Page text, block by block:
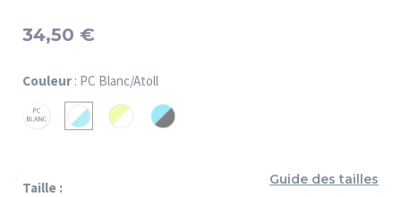
34,50 €
Couleur : PC Blanc/Atoll
PC
PC
PC
PC
Taille :
Guide des tailles